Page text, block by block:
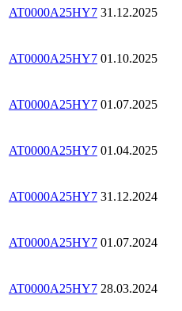
AT0000A25HY7 31.12.2025
AT0000A25HY7 01.10.2025
AT0000A25HY7 01.07.2025
AT0000A25HY7 01.04.2025
AT0000A25HY7 31.12.2024
AT0000A25HY7 01.07.2024
AT0000A25HY7 28.03.2024